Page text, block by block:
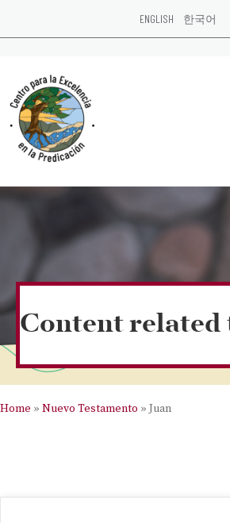
ENGLISH 한국어
Content related
Home » Nuevo Testamento » Juan